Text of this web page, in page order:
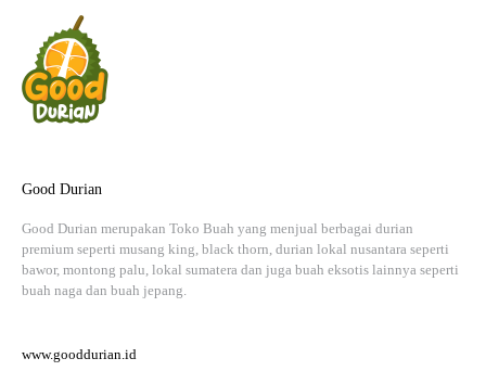
Good Durian
Good Durian merupakan Toko Buah yang menjual berbagai durian
premium seperti musang king, black thorn, durian lokal nusantara seperti
bawor, montong palu, lokal sumatera dan juga buah eksotis lainnya seperti
buah naga dan buah jepang.
www.gooddurian.id